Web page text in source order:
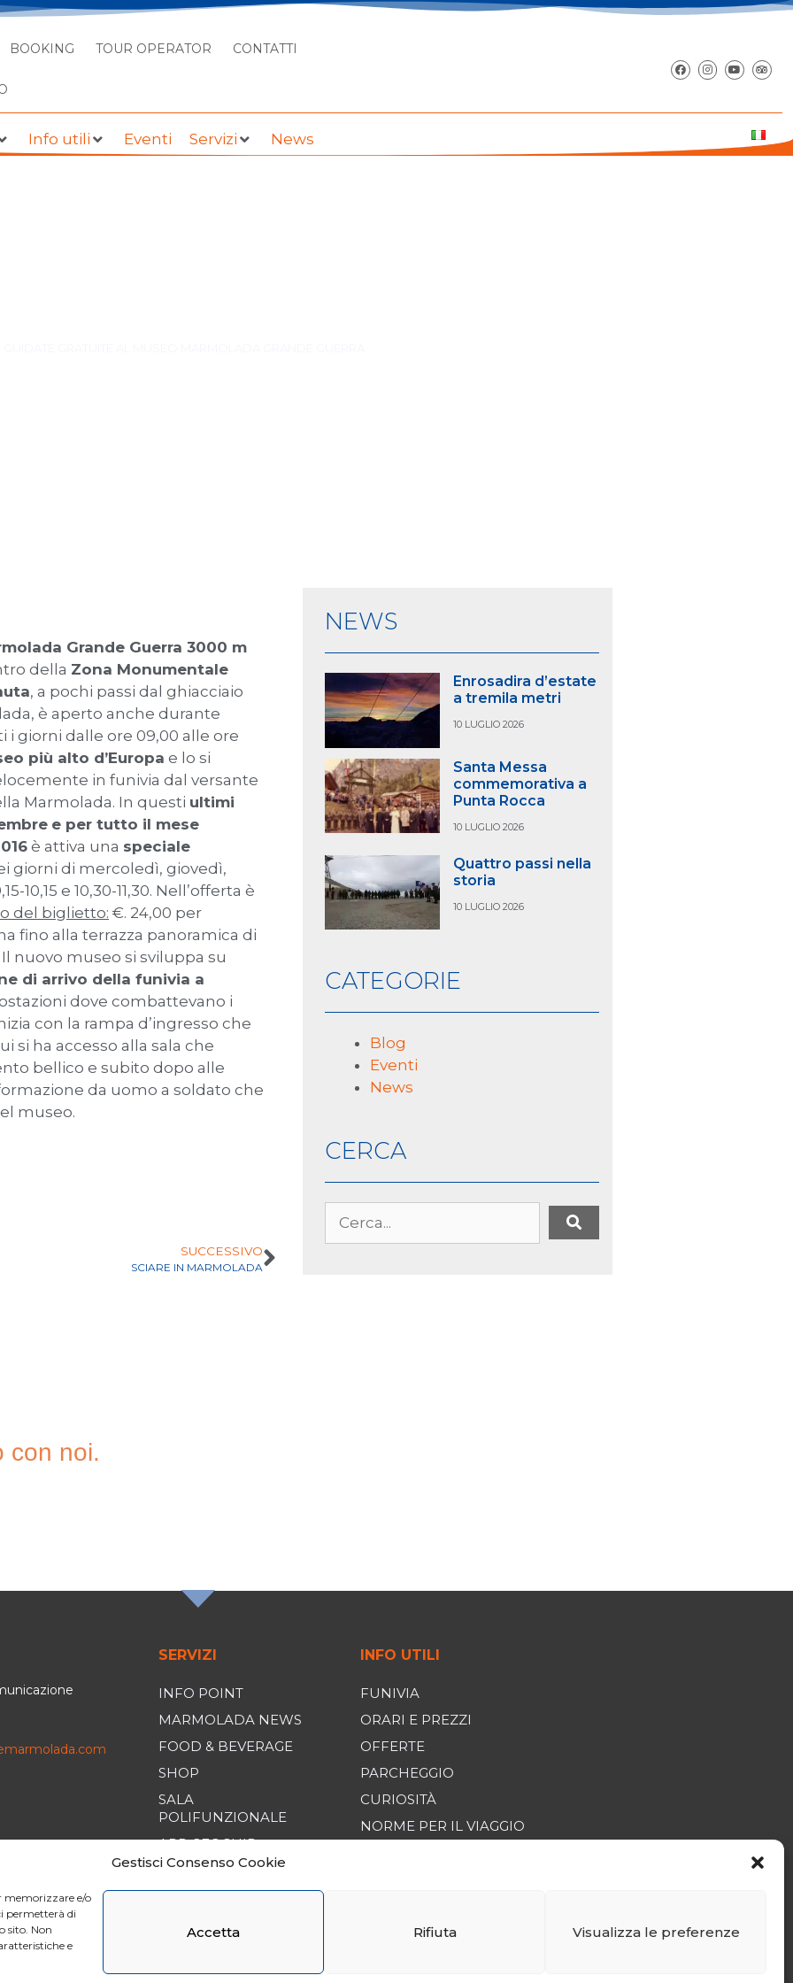
Gestisci Consenso Cookie
memorizzare e/o
permetterà di
sito. Non
e
Accetta Rifiuta Visualizza le preferenze
BOOKING TOUR OPERATOR CONTATTI
Info utili Eventi Servizi News
Grande Guerra 3000 m
della Zona Monumentale
, a pochi passi dal ghiacciaio
è aperto anche durante
i giorni dalle ore 09,00 alle ore
più alto d’Europa e lo si
in funivia dal versante
Marmolada. In questi ultimi
e per tutto il mese
è attiva una speciale
giorni di mercoledì, giovedì,
e 10,30-11,30. Nell’offerta è
del biglietto: €. 24,00 per
fino alla terrazza panoramica di
Il nuovo museo si sviluppa su
di arrivo della funivia a
dove combattevano i
con la rampa d’ingresso che
si ha accesso alla sala che
bellico e subito dopo alle
da uomo a soldato che
museo.
SUCCESSIVO
SCIARE IN MARMOLADA
NEWS
Enrosadira d’estate
a tremila metri
10 LUGLIO 2026
Santa Messa
commemorativa a
Punta Rocca
10 LUGLIO 2026
Quattro passi nella
storia
10 LUGLIO 2026
CATEGORIE
Blog
Eventi
News
CERCA
con noi.
SERVIZI
INFO POINT
MARMOLADA NEWS
FOOD & BEVERAGE
SHOP
SALA
POLIFUNZIONALE
APP GEOCHIP
INFO UTILI
FUNIVIA
ORARI E PREZZI
OFFERTE
PARCHEGGIO
CURIOSITÀ
NORME PER IL VIAGGIO